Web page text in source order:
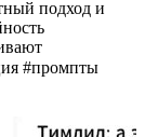
подход и
#промпты